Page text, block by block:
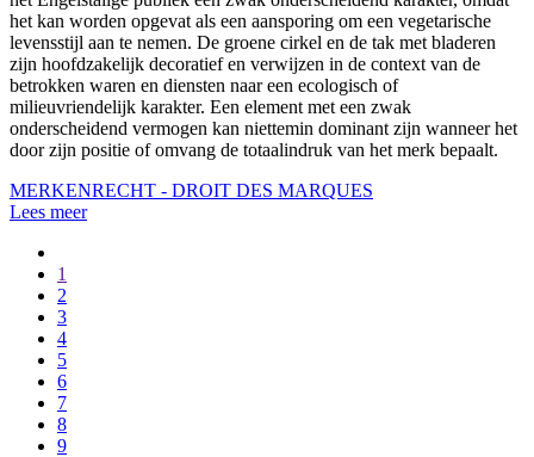
het kan worden opgevat als een aansporing om een vegetarische
levensstijl aan te nemen. De groene cirkel en de tak met bladeren
zijn hoofdzakelijk decoratief en verwijzen in de context van de
betrokken waren en diensten naar een ecologisch of
milieuvriendelijk karakter. Een element met een zwak
onderscheidend vermogen kan niettemin dominant zijn wanneer het
door zijn positie of omvang de totaalindruk van het merk bepaalt.
MERKENRECHT - DROIT DES MARQUES
Lees meer
1
2
3
4
5
6
7
8
9